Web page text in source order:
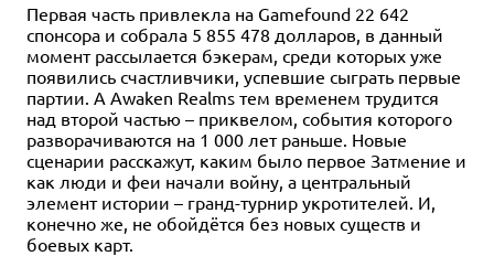
Первая часть привлекла на Gamefound 22 642
спонсора и собрала 5 855 478 долларов, в данный
момент рассылается бэкерам, среди которых уже
появились счастливчики, успевшие сыграть первые
партии. А Awaken Realms тем временем трудится
над второй частью – приквелом, события которого
разворачиваются на 1 000 лет раньше. Новые
сценарии расскажут, каким было первое Затмение и
как люди и феи начали войну, а центральный
элемент истории – гранд-турнир укротителей. И,
конечно же, не обойдётся без новых существ и
боевых карт.